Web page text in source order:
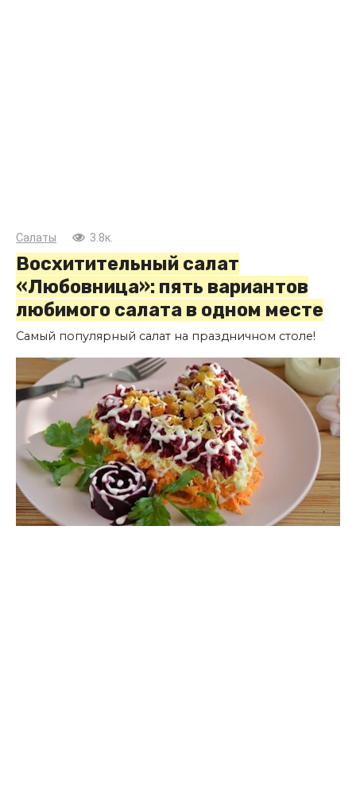
Салаты 3.8к.
Восхитительный салат
«Любовница»: пять вариантов
любимого салата в одном месте
Самый популярный салат на праздничном столе!